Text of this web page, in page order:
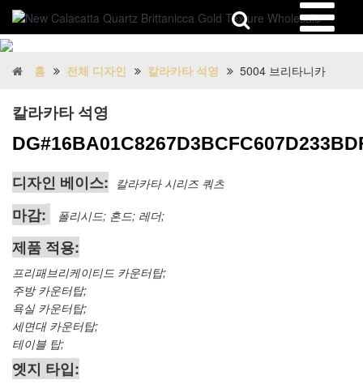
홈 전체 디자인 칼라카타 석영 5004 브리타니카
칼라카타 석영
디자인 베이스: 칼라카타 시리즈 쿼츠
마감: 폴리시드; 혼드; 레더;
제품 적용:
프리패브리케이티드 카운터탑;
주방 카운터탑;
욕실 카운터탑;
세면대 카운터탑;
테이블 탑;
엣지 타입: